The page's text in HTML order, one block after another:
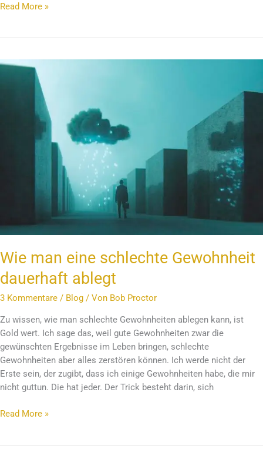
Read More »
Wie man eine schlechte Gewohnheit
dauerhaft ablegt
3 Kommentare / Blog / Von Bob Proctor
Zu wissen, wie man schlechte Gewohnheiten ablegen kann, ist
Gold wert. Ich sage das, weil gute Gewohnheiten zwar die
gewünschten Ergebnisse im Leben bringen, schlechte
Gewohnheiten aber alles zerstören können. Ich werde nicht der
Erste sein, der zugibt, dass ich einige Gewohnheiten habe, die mir
nicht guttun. Die hat jeder. Der Trick besteht darin, sich
Wie
Gewohnheit
Read More »